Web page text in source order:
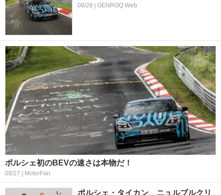
08/28 | GENROQ Web
ポルシェ初のBEVの速さは本物だ！
08/27 | MotorFan
ポルシェ・タイカン、ニュルブルクリ